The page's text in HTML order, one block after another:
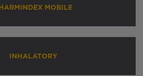
MOBILE
INHALATORY